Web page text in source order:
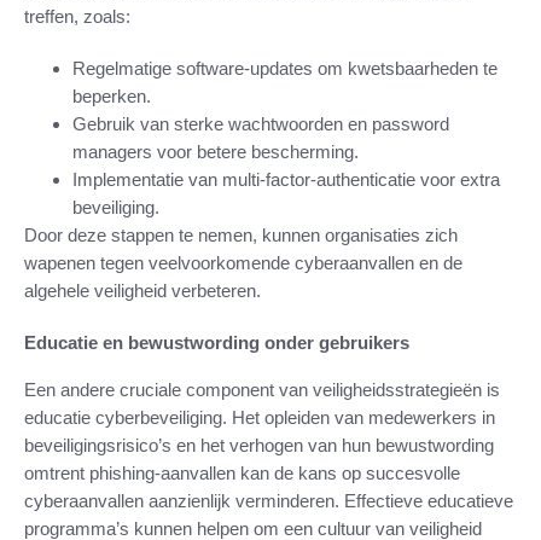
treffen, zoals:
Regelmatige software-updates om kwetsbaarheden te
beperken.
Gebruik van sterke wachtwoorden en password
managers voor betere bescherming.
Implementatie van multi-factor-authenticatie voor extra
beveiliging.
Door deze stappen te nemen, kunnen organisaties zich
wapenen tegen veelvoorkomende cyberaanvallen en de
algehele veiligheid verbeteren.
Educatie en bewustwording onder gebruikers
Een andere cruciale component van veiligheidsstrategieën is
educatie cyberbeveiliging. Het opleiden van medewerkers in
beveiligingsrisico’s en het verhogen van hun bewustwording
omtrent phishing-aanvallen kan de kans op succesvolle
cyberaanvallen aanzienlijk verminderen. Effectieve educatieve
programma’s kunnen helpen om een cultuur van veiligheid